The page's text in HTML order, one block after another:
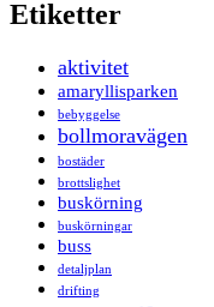
Etiketter
aktivitet
amaryllisparken
bebyggelse
bollmoravägen
bostäder
brottslighet
buskörning
buskörningar
buss
detaljplan
drifting